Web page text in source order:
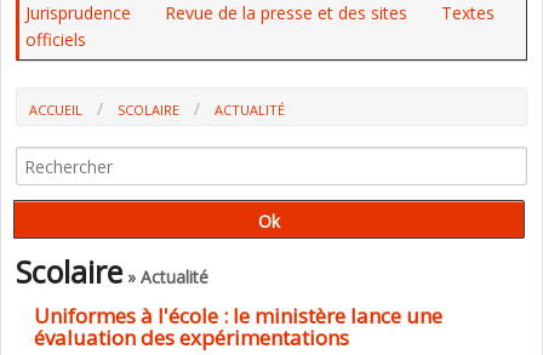
Jurisprudence
Revue de la presse et des sites
Textes
officiels
ACCUEIL SCOLAIRE
ACTUALITÉ
EXPÉRIMENTATIONS
Scolaire» Actualité
Uniformes à l'école : le ministère lance une
évaluation des expérimentations